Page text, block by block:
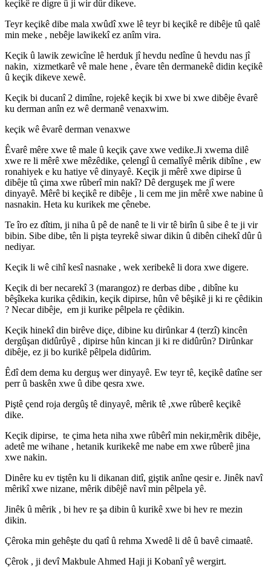
keçikê re digre û ji wir dûr dikeve.
Teyr keçikê dibe mala xwûdî xwe lê teyr bi keçikê re dibêje tû qalê
min meke , nebêje lawikekî ez anîm vira.
Keçik û lawik zewicîne lê herduk jî hevdu nedîne û hevdu nas jî
nakin, xizmetkarê vê male hene , êvare tên dermanekê didin keçikê
û keçik dikeve xewê.
Keçik bi ducanî 2 dimîne, rojekê keçik bi xwe bi xwe dibêje êvarê
ku derman anîn ez wê dermanê venaxwim.
keçik wê êvarê derman venaxwe
Êvarê mêre xwe tê male û keçik çave xwe vedike.Ji xwema dilê
xwe re li mêrê xwe mêzêdike, çelengî û cemalîyê mêrik dibîne , ew
ronahiyek e ku hatiye vê dinyayê. Keçik ji mêrê xwe dipirse û
dibêje tû çima xwe rûberî min nakî? Dê derguşek me jî were
dinyayê. Mêrê bi keçikê re dibêje , li cem me jin mêrê xwe nabine û
nasnakin. Heta ku kurikek me çênebe.
Te îro ez dîtim, ji niha û pê de nanê te li vir tê birîn û sibe ê te ji vir
bibin. Sibe dibe, tên li pişta teyrekê siwar dikin û dibên cihekî dûr û
nediyar.
Keçik li wê cihî kesî nasnake , wek xeribekê li dora xwe digere.
Keçik di ber necarekî3 (marangoz) re derbas dibe , dibîne ku
bêşîkeka kurika çêdikin, keçik dipirse, hûn vê bêşikê ji ki re çêdikin
? Necar dibêje, em ji kurike pêlpela re çêdikin.
Keçik hinekî din birêve diçe, dibine ku dirûnkar4 (terzî) kincên
dergûşan didûrûyê , dipirse hûn kincan ji ki re didûrûn? Dirûnkar
dibêje, ez ji bo kurikê pêlpela didûrim.
Êdî dem dema ku derguş wer dinyayê. Ew teyr tê, keçikê datîne ser
perr û baskên xwe û dibe qesra xwe.
Piştê çend roja dergûş tê dinyayê, mêrik tê ,xwe rûberê keçikê
dike.
Keçik dipirse, te çima heta niha xwe rûbêrî min nekir,mêrik dibêje,
adetê me wihane , hetanik kurikekê me nabe em xwe rûberê jina
xwe nakin.
Dinêre ku ev tiştên ku li dikanan ditî, giştik anîne qesir e. Jinêk navî
mêrikî xwe nizane, mêrik dibêjê navî min pêlpela yê.
Jinêk û mêrik , bi hev re şa dibin û kurikê xwe bi hev re mezin
dikin.
Çêroka min gehêşte du qatî û rehma Xwedê li dê û bavê cimaatê.
Çêrok , ji devî Makbule Ahmed Haji ji Kobanî yê wergirt.